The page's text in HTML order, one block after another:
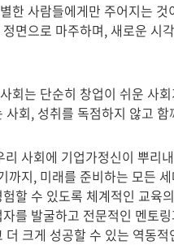
한 사람들에게만 주어지는 것
면으로 마주하며, 새로운 시
회는 단순히 창업이 쉬운 사
회, 성취를 독점하지 않고
사회에 기업가정신이 뿌리
까지, 미래를 준비하는 모든
할 수 있도록 체계적인 교육
를 발굴하고 전문적인 멘토
크게 성공할 수 있는 역동